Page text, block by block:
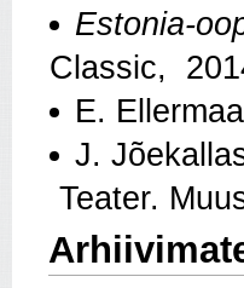
Estonia-
Classic,
E.
J.
Teater.